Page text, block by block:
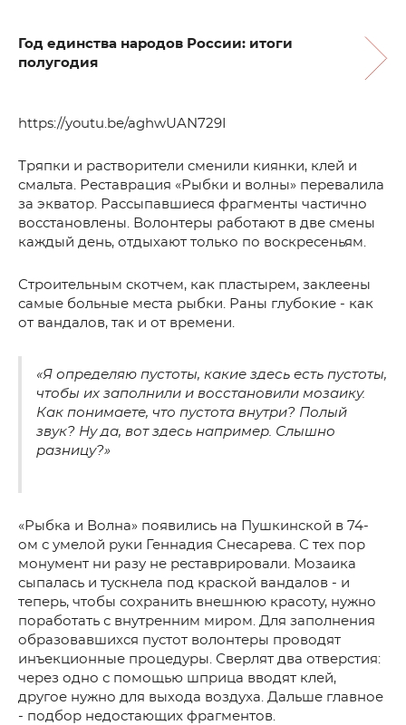
Год единства народов России: итоги
полугодия
https://youtu.be/aghwUAN729I
Тряпки и растворители сменили киянки, клей и
смальта. Реставрация «Рыбки и волны» перевалила
за экватор. Рассыпавшиеся фрагменты частично
восстановлены. Волонтеры работают в две смены
каждый день, отдыхают только по воскресеньям.
Строительным скотчем, как пластырем, заклеены
самые больные места рыбки. Раны глубокие - как
от вандалов, так и от времени.
«Я определяю пустоты, какие здесь есть пустоты,
чтобы их заполнили и восстановили мозаику.
Как понимаете, что пустота внутри? Полый
звук? Ну да, вот здесь например. Слышно
разницу?»
«Рыбка и Волна» появились на Пушкинской в 74-
ом с умелой руки Геннадия Снесарева. С тех пор
монумент ни разу не реставрировали. Мозаика
сыпалась и тускнела под краской вандалов - и
теперь, чтобы сохранить внешнюю красоту, нужно
поработать с внутренним миром. Для заполнения
образовавшихся пустот волонтеры проводят
инъекционные процедуры. Сверлят два отверстия:
через одно с помощью шприца вводят клей,
другое нужно для выхода воздуха. Дальше главное
- подбор недостающих фрагментов.